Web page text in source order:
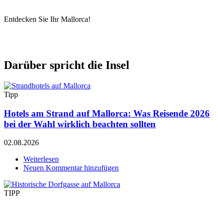
Entdecken Sie Ihr Mallorca!
Darüber spricht die Insel
Tipp
Hotels am Strand auf Mallorca: Was Reisende 2026
bei der Wahl wirklich beachten sollten
02.08.2026
Weiterlesen
Hotels
Strand
Neuen Kommentar hinzufügen
TIPP